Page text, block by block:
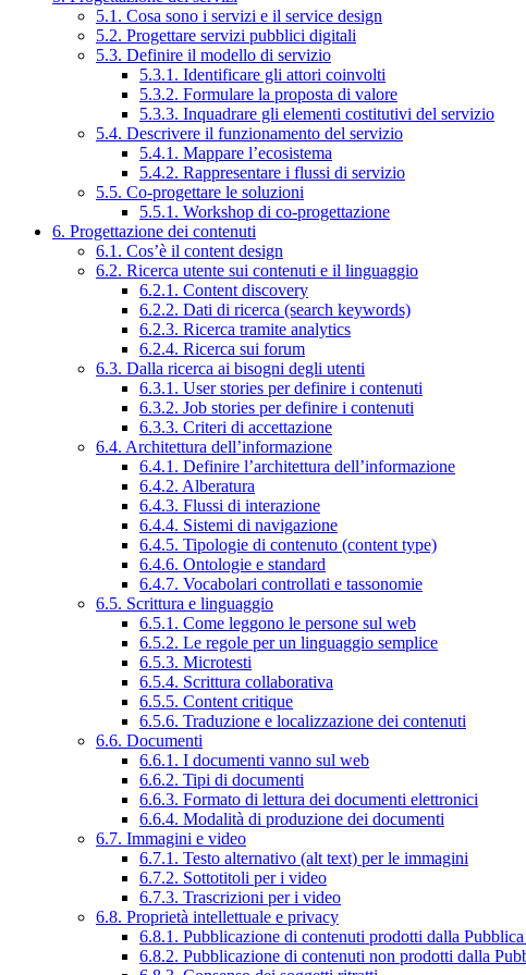
5.1. Cosa sono i servizi e il service design
5.2. Progettare servizi pubblici digitali
5.3. Definire il modello di servizio
5.3.1. Identificare gli attori coinvolti
5.3.2. Formulare la proposta di valore
5.3.3. Inquadrare gli elementi costitutivi del servizio
5.4. Descrivere il funzionamento del servizio
5.4.1. Mappare l’ecosistema
5.4.2. Rappresentare i flussi di servizio
5.5. Co-progettare le soluzioni
5.5.1. Workshop di co-progettazione
6. Progettazione dei contenuti
6.1. Cos’è il content design
6.2. Ricerca utente sui contenuti e il linguaggio
6.2.1. Content discovery
6.2.2. Dati di ricerca (search keywords)
6.2.3. Ricerca tramite analytics
6.2.4. Ricerca sui forum
6.3. Dalla ricerca ai bisogni degli utenti
6.3.1. User stories per definire i contenuti
6.3.2. Job stories per definire i contenuti
6.3.3. Criteri di accettazione
6.4. Architettura dell’informazione
6.4.1. Definire l’architettura dell’informazione
6.4.2. Alberatura
6.4.3. Flussi di interazione
6.4.4. Sistemi di navigazione
6.4.5. Tipologie di contenuto (content type)
6.4.6. Ontologie e standard
6.4.7. Vocabolari controllati e tassonomie
6.5. Scrittura e linguaggio
6.5.1. Come leggono le persone sul web
6.5.2. Le regole per un linguaggio semplice
6.5.3. Microtesti
6.5.4. Scrittura collaborativa
6.5.5. Content critique
6.5.6. Traduzione e localizzazione dei contenuti
6.6. Documenti
6.6.1. I documenti vanno sul web
6.6.2. Tipi di documenti
6.6.3. Formato di lettura dei documenti elettronici
6.6.4. Modalità di produzione dei documenti
6.7. Immagini e video
6.7.1. Testo alternativo (alt text) per le immagini
6.7.2. Sottotitoli per i video
6.7.3. Trascrizioni per i video
6.8. Proprietà intellettuale e privacy
6.8.1. Pubblicazione di contenuti prodotti dalla
6.8.2. Pubblicazione di contenuti non prodotti dalla